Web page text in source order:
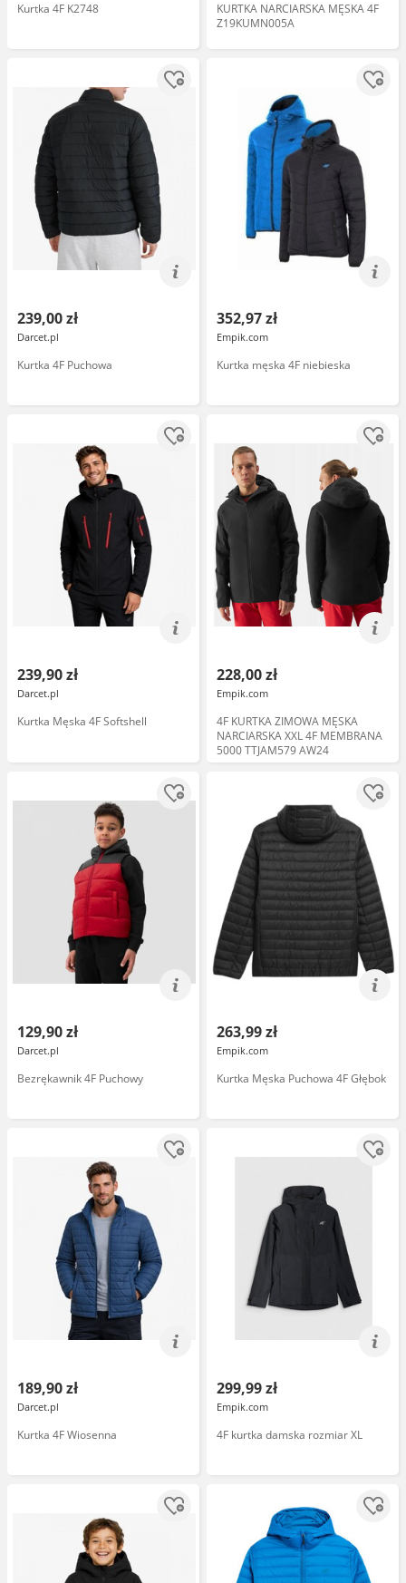
Kurtka 4F K2748
KURTKA NARCIARSKA MĘSKA 4F
Z19KUMN005A
239,00 zł
Darcet.pl
Kurtka 4F Puchowa
352,97 zł
Empik.com
Kurtka męska 4F niebieska
239,90 zł
Darcet.pl
Kurtka Męska 4F Softshell
228,00 zł
Empik.com
4F KURTKA ZIMOWA MĘSKA
NARCIARSKA XXL 4F MEMBRANA
5000 TTJAM579 AW24
129,90 zł
Darcet.pl
Bezrękawnik 4F Puchowy
263,99 zł
Empik.com
Kurtka Męska Puchowa 4F Głębok
189,90 zł
Darcet.pl
Kurtka 4F Wiosenna
299,99 zł
Empik.com
4F kurtka damska rozmiar XL